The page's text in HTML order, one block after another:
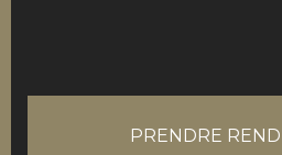
PRENDRE